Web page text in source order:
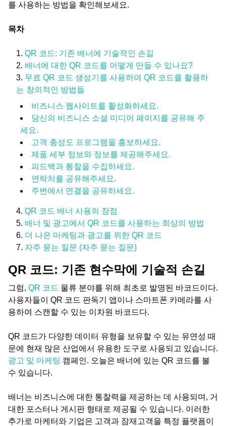
를 사용하는 방법을 확인해보세요.
목차
QR 코드: 기존 배너에 기술적인 손길
배너에 대한 QR 코드를 어떻게 만들 수 있나요?
무료 QR 코드 생성기를 사용하여 QR 코드를 활용하
는 창의적인 방법들
비즈니스 웹사이트를 활성화하세요.
당신의 비즈니스 소셜 미디어 페이지를 공유해 주
세요.
고객 충성도 프로그램을 홍보하세요.
제품 세부 정보와 정보를 제공해주세요.
피드백과 통찰을 수집하세요.
연락처를 공유해주세요.
주변에서 연결을 공유하세요.
QR 코드 배너 사용의 장점
배너 및 광고에서 QR 코드를 사용하는 최상의 방법
더 나은 마케팅과 광고를 위한 QR 코드
자주 묻는 질문 (자주 묻는 질문)
QR 코드: 기존 현수막에 기술적 손길
그럼, QR 코드 물류 분야를 위해 최초로 발명된 바코드이다.
사용자들이 QR 코드 판독기 앱이나 스마트폰 카메라를 사
용하여 스캔할 수 있는 이차원 바코드다.
QR 코드가 다양한 데이터 유형을 보유할 수 있는 유연성 때
문에 현재 많은 산업에서 유용한 도구로 사용되고 있습니다.
광고 및 마케팅 캠페인. 오늘은 배너에 있는 QR 코드를 볼
수 있습니다.
배너는 비즈니스에 대한 통찰력을 제공하는 데 사용되며, 거
대한 포스터나 게시판 형태로 제공될 수 있습니다. 이러한
추가로 마케터와 기업은 고객과 잠재고객을 특정 플랫폼이